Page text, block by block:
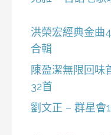
洪榮宏經典金曲
合輯
陳盈潔無限回味
32首
劉文正 – 群星會